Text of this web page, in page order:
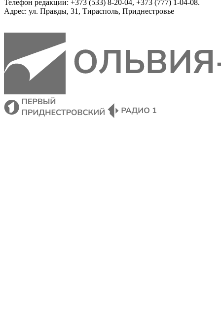
Телефон редакции: +373 (533) 8-20-04, +373 (777) 1-04-08.
Адрес: ул. Правды, 31, Тирасполь, Приднестровье